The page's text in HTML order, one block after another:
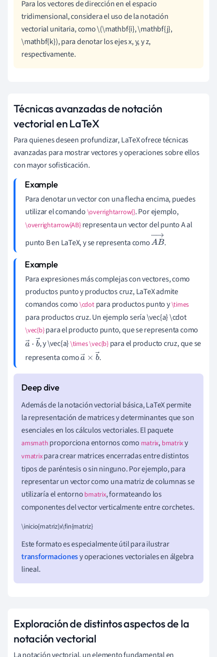
Para los vectores de dirección en el espacio
tridimensional, considera el uso de la notación
vectorial unitaria, como \(\mathbf{i}, \mathbf{j},
\mathbf{k}), para denotar los ejes x, y, y z,
respectivamente.
Técnicas avanzadas de notación
vectorial en LaTeX
Para quienes deseen profundizar, LaTeX ofrece técnicas
avanzadas para mostrar vectores y operaciones sobre ellos
con mayor sofisticación.
Para denotar un vector con una flecha encima, puedes
utilizar el comando \overrightarrow{}. Por ejemplo,
\overrightarrow{AB}representa un vector del punto A al
punto B en LaTeX, y se representa comoAB .
Para expresiones más complejas con vectores, como
productos punto y productos cruz, LaTeX admite
comandos como \cdotpara productos punto y\times
para productos cruz. Un ejemplo sería \vec{a} \cdot
\vec{b}para el producto punto, que se representa como
a→
b→
, y \vec{a}\times \vec{b}para el producto cruz, que se
representa comoa→× b
→
.
Además de la notación vectorial básica, LaTeX permite
la representación de matrices y determinantes que son
esenciales en los cálculos vectoriales. El paquete
amsmath proporciona entornos como matrix, bmatrixy
vmatrixpara crear matrices encerradas entre distintos
tipos de paréntesis o sin ninguno. Por ejemplo, para
representar un vector como una matriz de columnas se
utilizaría el entorno bmatrix, formateando los
componentes del vector verticalmente entre corchetes.
\inicio{matriz}x\fin{matriz}
Este formato es especialmente útil para ilustrar
transformacionesy operaciones vectoriales en álgebra
lineal.
Exploración de distintos aspectos de la
notación vectorial